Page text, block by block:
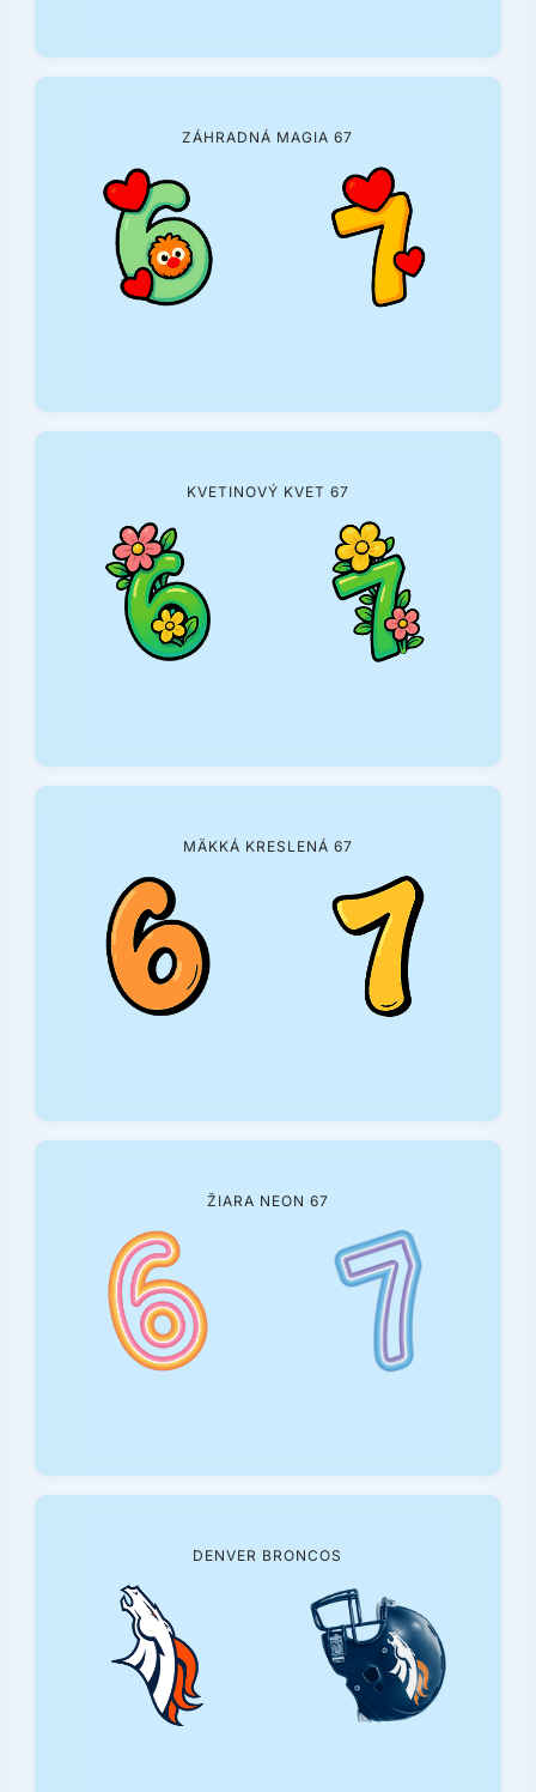
ZÁHRADNÁ MAGIA 67
KVETINOVÝ KVET 67
MÄKKÁ KRESLENÁ 67
ŽIARA NEON 67
DENVER BRONCOS